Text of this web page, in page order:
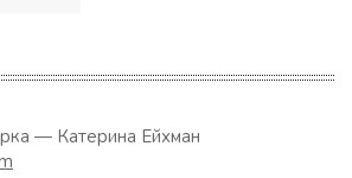
— Катерина Ейхман